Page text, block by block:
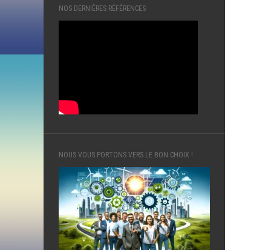
NOS DERNIÈRES RÉFÉRENCES
NOUS VOUS PORTONS VERS LE BON CHOIX !